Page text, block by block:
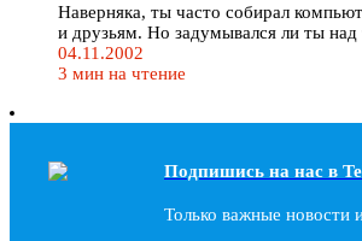
Наверняка, ты часто собирал
и друзьям. Но задумывался ли ты
04.11.2002
3 мин на чтение
Подпишись на наc в
Только важные новости